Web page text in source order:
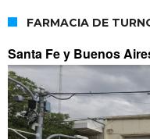
FARMACIA DE
Santa Fe y Buenos